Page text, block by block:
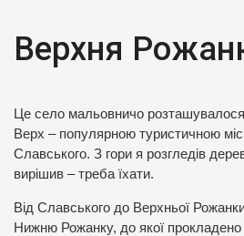
Верхня
Це село мальовничо
Верх – популярною туристичною
Славського. З гори я розгледів
вирішив – треба їхати.
Від Славського до Верхньої
Нижню Рожанку, до якої